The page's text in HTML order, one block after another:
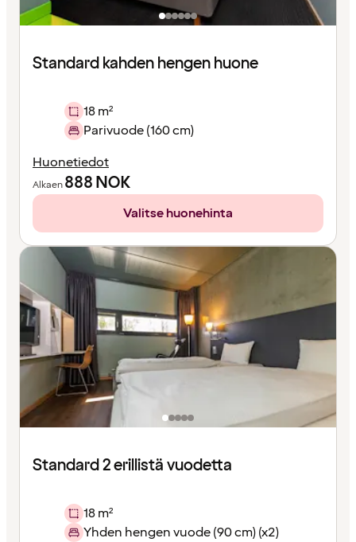
Standard kahden hengen huone
18 m²
Parivuode (160 cm)
Huonetiedot
Alkaen888NOK
Valitse huonehinta
Standard 2 erillistä vuodetta
18 m²
Yhden hengen vuode (90 cm) (x2)